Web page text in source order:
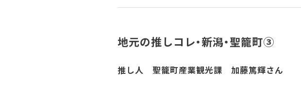
地元の推しコレ・新潟・聖籠町③
推し人 聖籠町産業観光課 加藤篤輝さん